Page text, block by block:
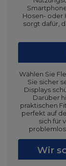
Hosen- oder
sorgt dafür,
Wählen Sie
Sie sicher
Displays
Darüber
praktischen
perfekt auf
sich für
Wir